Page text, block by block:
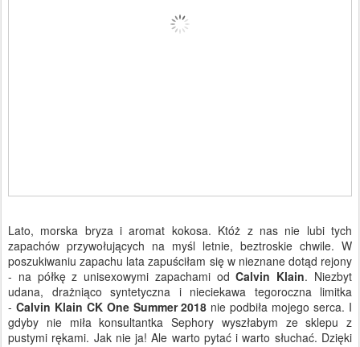
Lato, morska bryza i aromat kokosa. Któż z nas nie lubi tych
zapachów przywołujących na myśl letnie, beztroskie chwile. W
poszukiwaniu zapachu lata zapuściłam się w nieznanedotąd rejony
- na półkę z unisexowymi zapachami odCalvin Klain. Niezbyt
udana, drażniąco syntetyczna i nieciekawa tegoroczna limitka
- Calvin Klain CK One Summer 2018 nie podbiła mojego serca. I
gdyby nie miła konsultantka Sephory wyszłabym ze sklepu z
pustymi rękami. Jak nie ja! Ale warto pytać i warto słuchać. Dzięki